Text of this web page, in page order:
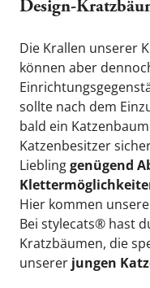
Design-
Die Krallen unserer
können aber
sollte nach dem
bald ein
Katzenbesitzer
Liebling genügend
Hier kommen
Bei stylecats® hast
Kratzbäumen, die
unserer jungen